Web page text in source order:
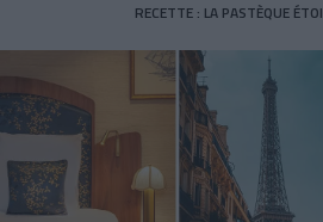
RECETTE : LA PASTÈQUE